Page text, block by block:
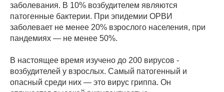
заболевания. В 10% возбудителем являются
патогенные бактерии. При эпидемии ОРВИ
заболевает не менее 20% взрослого населения, при
пандемиях — не менее 50%.
В настоящее время изучено до 200 вирусов -
возбудителей у взрослых. Самый патогенный и
опасный среди них — это вирус гриппа. Он